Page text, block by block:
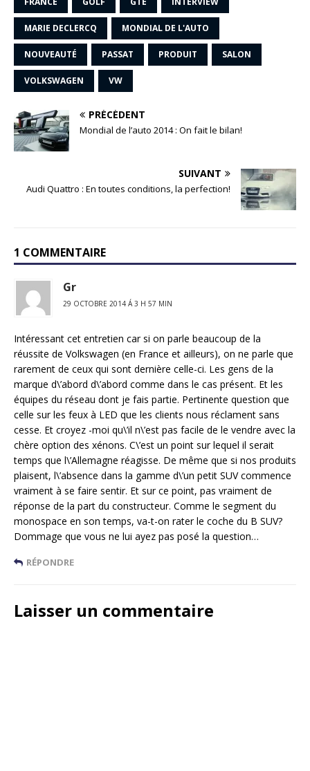
MARIE DECLERCQ MONDIAL DE L'AUTO
NOUVEAUTÉ PASSAT PRODUIT SALON
VOLKSWAGEN VW
PRÉCÉDENT
Mondial de l’auto 2014 : On fait le bilan!
SUIVANT
Audi Quattro : En toutes conditions, la perfection!
1 COMMENTAIRE
Gr
29 OCTOBRE 2014 Á 3 H 57 MIN
Intéressant cet entretien car si on parle beaucoup de la
réussite de Volkswagen (en France et ailleurs), on ne parle que
rarement de ceux qui sont dernière celle-ci. Les gens de la
marque d\’abord d\’abord comme dans le cas présent. Et les
équipes du réseau dont je fais partie. Pertinente question que
celle sur les feux à LED que les clients nous réclament sans
cesse. Et croyez -moi qu\’il n\’est pas facile de le vendre avec la
chère option des xénons. C\’est un point sur lequel il serait
temps que l\’Allemagne réagisse. De même que si nos produits
plaisent, l\’absence dans la gamme d\’un petit SUV commence
vraiment à se faire sentir. Et sur ce point, pas vraiment de
réponse de la part du constructeur. Comme le segment du
monospace en son temps, va-t-on rater le coche du B SUV?
Dommage que vous ne lui ayez pas posé la question…
RÉPONDRE
Laisser un commentaire